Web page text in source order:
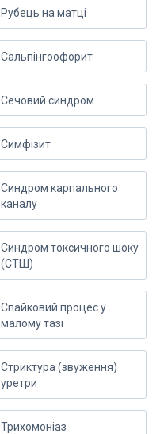
Рубець на матці
Сальпінгоофорит
Сечовий синдром
Симфізит
Синдром карпального
каналу
Синдром токсичного шоку
(СТШ)
Спайковий процес у
малому тазі
Стриктура (звуження)
уретри
Трихомоніаз